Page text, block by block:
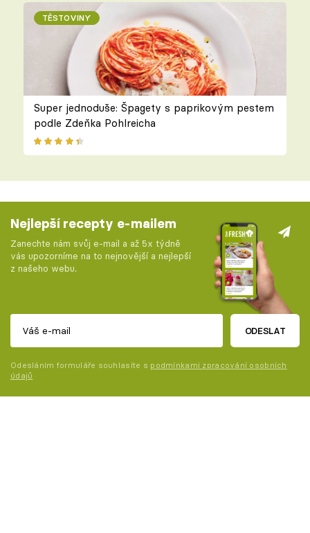
TĚSTOVINY
Super jednoduše: Špagety s paprikovým pestem
podle Zdeňka Pohlreicha
Nejlepší recepty e-mailem
Zanechte nám svůj e-mail a až 5x týdně
vás upozorníme na to nejnovější a nejlepší
z našeho webu.
ODESLAT
Odesláním formuláře souhlasíte s podmínkami zpracování osobních
údajů